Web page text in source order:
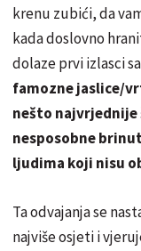
krenu zubići, da
kada doslovno
dolaze prvi izlasci
famozne jaslice/
nešto najvrjednije
nesposobne
ljudima koji nisu
Ta odvajanja se
najviše osjeti i